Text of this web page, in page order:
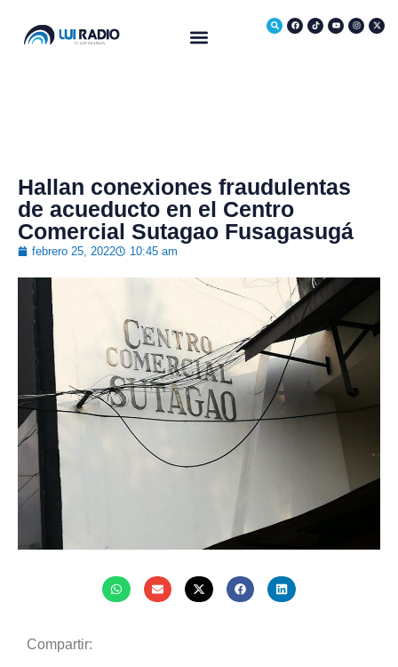
Hallan conexiones fraudulentas
de acueducto en el Centro
Comercial Sutagao Fusagasugá
febrero 25, 2022 10:45 am
Compartir: